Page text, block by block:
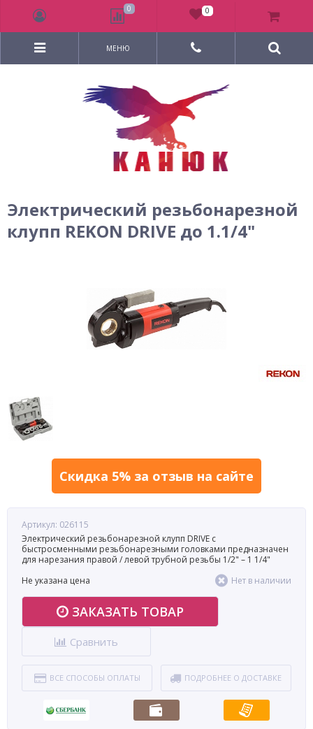
МЕНЮ
Электрический резьбонарезной
клупп REKON DRIVE до 1.1/4"
Скидка 5% за отзыв на сайте
Артикул: 026115
Электрический резьбонарезной клупп DRIVE с
быстросменными резьбонарезными головками предназначен
для нарезания правой / левой трубной резьбы 1/2" – 1 1/4"
Не указана цена
Нет в наличии
ЗАКАЗАТЬ ТОВАР
Сравнить
ВСЕ СПОСОБЫ ОПЛАТЫ ПОДРОБНЕЕ О ДОСТАВКЕ
0 0